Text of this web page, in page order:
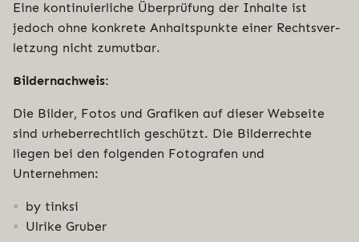
Eine kon­ti­nu­ier­li­che Über­prü­fung der Inhalte ist
jedoch ohne konkrete Anhalts­punk­te einer Rechts­ver­
let­zung nicht zumutbar.
Bil­der­nach­weis:
Die Bilder, Fotos und Grafiken auf dieser Webseite
sind urhe­ber­recht­lich geschützt. Die Bil­der­rech­te
liegen bei den folgenden Foto­gra­fen und
Unternehmen:
by tinksi
Ulrike Gruber